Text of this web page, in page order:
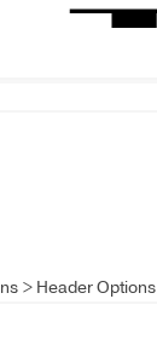
> Header Options